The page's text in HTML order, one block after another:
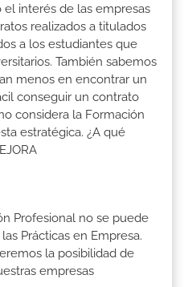
interés de las empresas
realizados a titulados
a los estudiantes que
También sabemos
menos en encontrar un
conseguir un contrato
considera la Formación
estratégica. ¿A qué
Profesional no se puede
Prácticas en Empresa.
la posibilidad de
empresas